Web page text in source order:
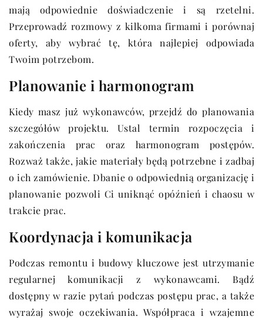
mają odpowiednie doświadczenie i są rzetelni.
Przeprowadź rozmowy z kilkoma firmami i porównaj
oferty, aby wybrać tę, która najlepiej odpowiada
Twoim potrzebom.
Planowanie i harmonogram
Kiedy masz już wykonawców, przejdź do planowania
szczegółów projektu. Ustal termin rozpoczęcia i
zakończenia prac oraz harmonogram postępów.
Rozważ także, jakie materiały będą potrzebne i zadbaj
o ich zamówienie. Dbanie o odpowiednią organizację i
planowanie pozwoli Ci uniknąć opóźnień i chaosu w
trakcie prac.
Koordynacja i komunikacja
Podczas remontu i budowy kluczowe jest utrzymanie
regularnej komunikacji z wykonawcami. Bądź
dostępny w razie pytań podczas postępu prac, a także
wyrażaj swoje oczekiwania. Współpraca i wzajemne